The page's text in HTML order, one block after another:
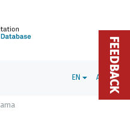
EN ADMIN
FEEDBACK